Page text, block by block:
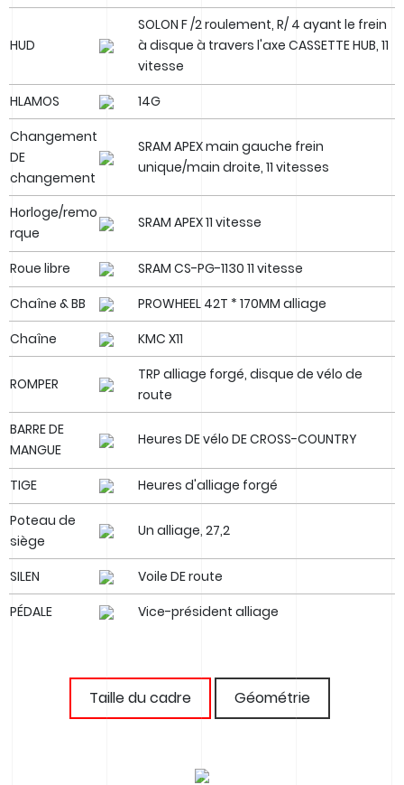
HUD
SOLON F /2 roulement, R/ 4 ayant le frein
à disque à travers l'axe CASSETTE HUB, 11
vitesse
HLAMOS
14G
Changement
DE
changement
SRAM APEX main gauche frein
unique/main droite, 11 vitesses
Horloge/remo
rque
SRAM APEX 11 vitesse
Roue libre
SRAM CS-PG-1130 11 vitesse
Chaîne & BB
PROWHEEL 42T * 170MM alliage
Chaîne
KMC X11
ROMPER
TRP alliage forgé, disque de vélo de
route
BARRE DE
MANGUE
Heures DE vélo DE CROSS-COUNTRY
TIGE
Heures d'alliage forgé
Poteau de
siège
Un alliage, 27,2
SILEN
Voile DE route
PÉDALE
Vice-président alliage
Taille du cadre Géométrie